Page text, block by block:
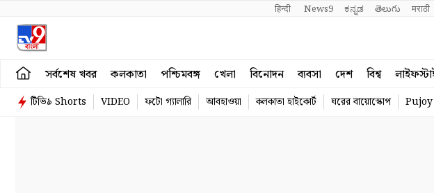
हिन्दी News9 ಕನ್ನಡ తెలుగు मराठी
সর্বশেষ খবর কলকাতা পশ্চিমবঙ্গ খেলা বিনোদন ব্যবসা দেশ বিশ্ব
টিভি৯ Shorts VIDEO ফটো গ্যালারি আবহাওয়া কলকাতা হাইকোর্ট ঘরের বায়োস্কোপ